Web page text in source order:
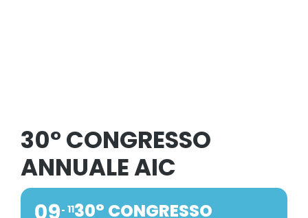
30° CONGRESSO
ANNUALE AIC
1130° CONGRESSO